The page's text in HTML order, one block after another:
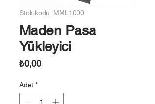
Stok kodu: MML1000
Maden Pasa
Yükleyici
₺0,00Fiyat
Adet *